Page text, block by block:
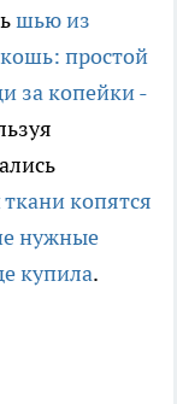
шью из
простой
за копейки -
копятся
нужные
купила.